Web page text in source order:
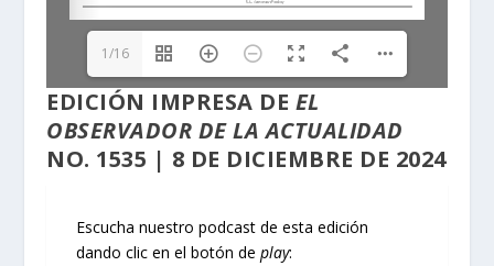
1/16
EDICIÓN IMPRESA DE EL
OBSERVADOR DE LA ACTUALIDAD
NO. 1535 | 8 DE DICIEMBRE DE 2024
Escucha nuestro podcast de esta edición
dando clic en el botón deplay: